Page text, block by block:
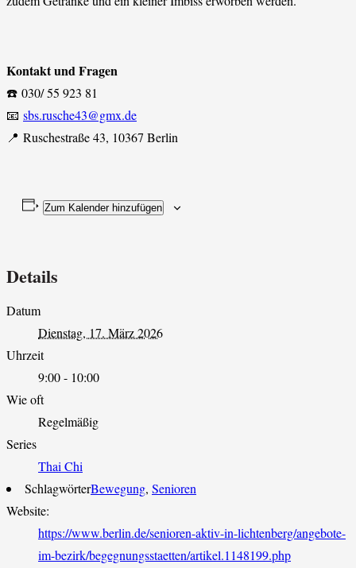
Kontakt und Fragen
☎️ 030/ 55 923 81
📧 sbs.rusche43@gmx.de
📍 Ruschestraße 43, 10367 Berlin
Zum Kalender hinzufügen
Details
Datum
Dienstag, 17. März 2026
Uhrzeit
9:00 - 10:00
Wie oft
Regelmäßig
Series
Thai Chi
SchlagwörterBewegung, Senioren
Website:
https://www.berlin.de/senioren-aktiv-in-lichtenberg/angebote-
im-bezirk/begegnungsstaetten/artikel.1148199.php